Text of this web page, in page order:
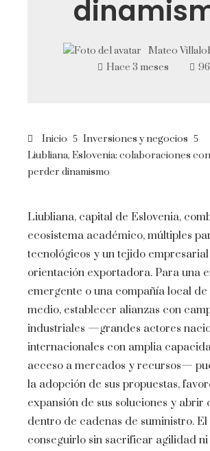
Mateo
Hace 3 meses
96
Inicio
Inversiones y negocios
Liubliana, Eslovenia: colaboraciones
perder dinamismo
Liubliana, capital de Eslovenia,
ecosistema académico, múltiples
tecnológicos y un tejido
orientación exportadora. Para una
emergente o una compañía local
medio, establecer alianzas con
industriales —grandes actores
internacionales con amplia
acceso a mercados y recursos—
la adopción de sus propuestas,
expansión de sus soluciones y abrir
dentro de cadenas de suministro.
conseguirlo sin sacrificar agilidad